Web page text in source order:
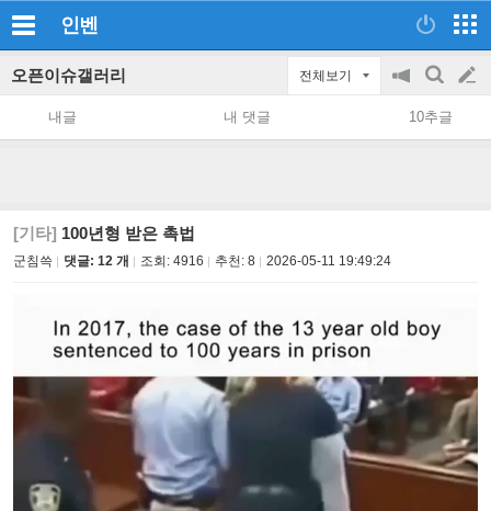
인벤
오픈이슈갤러리 전체보기
공
지
on/off
검
색
글
쓰
내글 내 댓글 10추글
[기타] 100년형 받은 촉법
군침쓱 댓글: 12 개 조회: 4916 추천: 8 2026-05-11 19:49:24